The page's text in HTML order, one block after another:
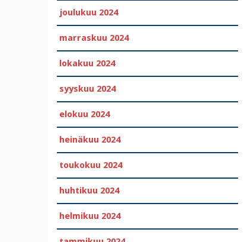
joulukuu 2024
marraskuu 2024
lokakuu 2024
syyskuu 2024
elokuu 2024
heinäkuu 2024
toukokuu 2024
huhtikuu 2024
helmikuu 2024